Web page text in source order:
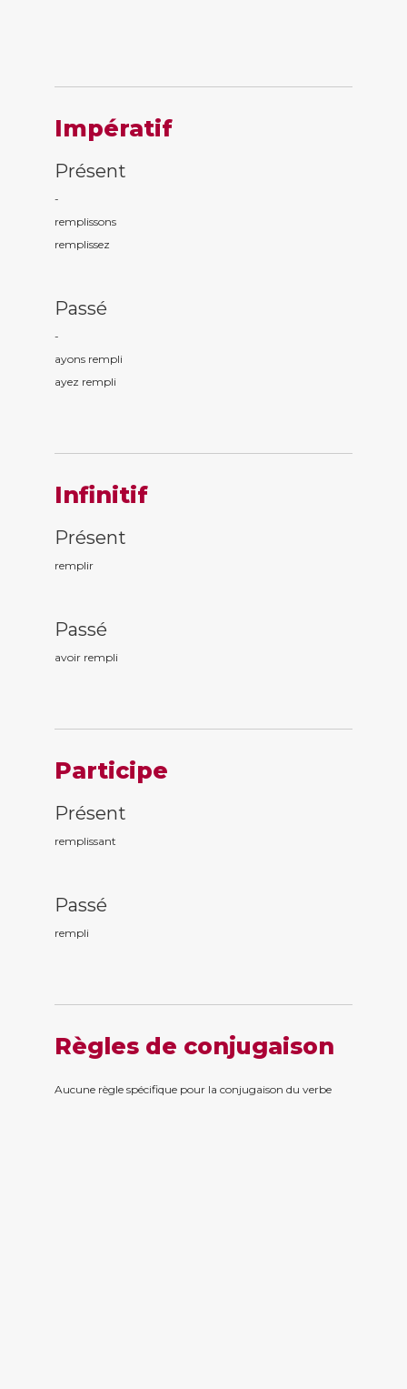
Impératif
Présent
-
remplissons
remplissez
Passé
-
ayons rempli
ayez rempli
Infinitif
Présent
remplir
Passé
avoir rempli
Participe
Présent
remplissant
Passé
rempli
Règles de conjugaison
Aucune règle spécifique pour la conjugaison du verbe